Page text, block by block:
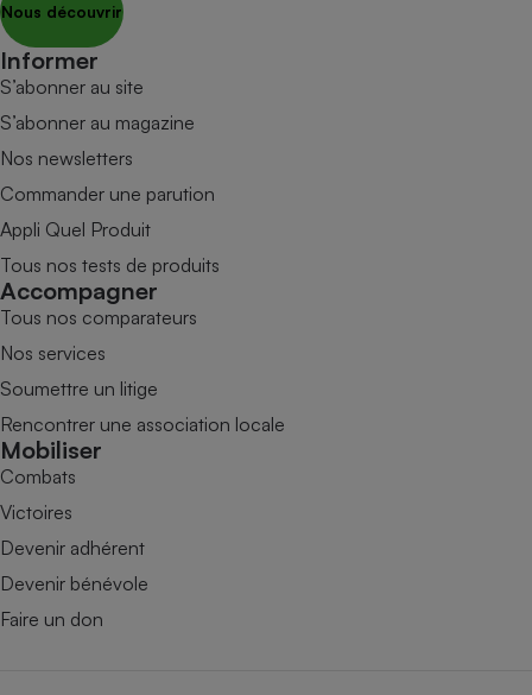
Nous découvrir
Informer
S’abonner au site
S’abonner au magazine
Nos newsletters
Commander une parution
Appli Quel Produit
Tous nos tests de produits
Accompagner
Tous nos comparateurs
Nos services
Soumettre un litige
Rencontrer une association locale
Mobiliser
Combats
Victoires
Devenir adhérent
Devenir bénévole
Faire un don